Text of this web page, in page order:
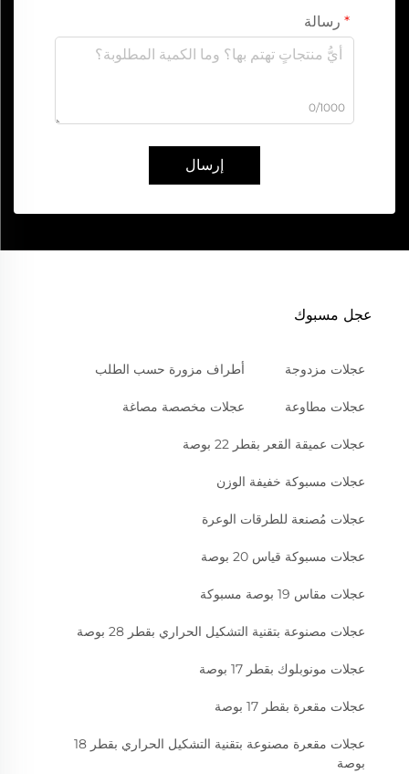
رسالة
0/1000
إرسال
عجل مسبوك
عجلات مزدوجة أطراف مزورة حسب الطلب
عجلات مطاوعة عجلات مخصصة مصاغة
عجلات عميقة القعر بقطر 22 بوصة
عجلات مسبوكة خفيفة الوزن
عجلات مُصنعة للطرقات الوعرة
عجلات مسبوكة قياس 20 بوصة
عجلات مقاس 19 بوصة مسبوكة
عجلات مصنوعة بتقنية التشكيل الحراري بقطر 28 بوصة
عجلات مونوبلوك بقطر 17 بوصة
عجلات مقعرة بقطر 17 بوصة
عجلات مقعرة مصنوعة بتقنية التشكيل الحراري بقطر 18
بوصة